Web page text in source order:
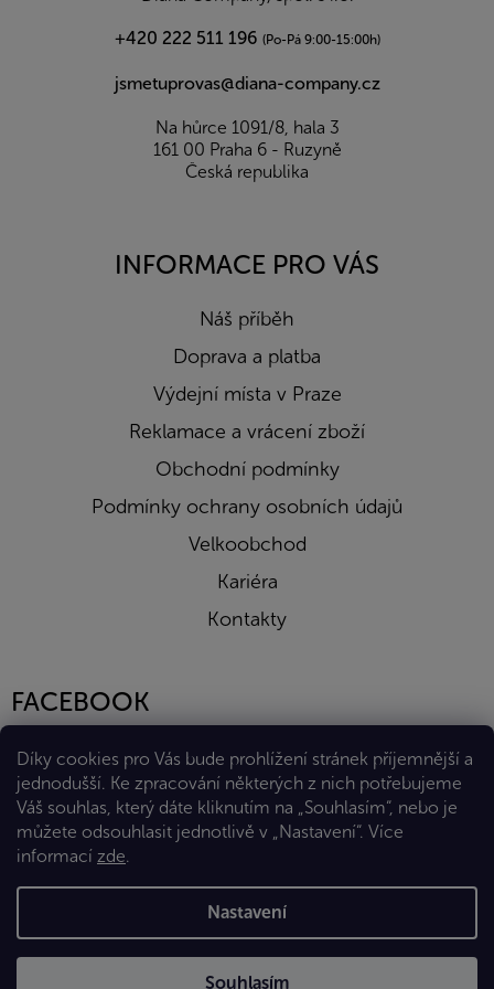
Díky cookies pro Vás bude prohlížení stránek příjemnější a
jednodušší. Ke zpracování některých z nich potřebujeme
Váš souhlas, který dáte kliknutím na „Souhlasím“, nebo je
můžete odsouhlasit jednotlivě v „Nastavení“. Více
informací zde.
Nastavení
Souhlasím
+420 222 511 196 (Po-Pá 9:00-15:00h)
jsmetuprovas@diana-company.cz
Na hůrce 1091/8, hala 3
161 00 Praha 6 - Ruzyně
Česká republika
INFORMACE PRO VÁS
Náš příběh
Doprava a platba
Výdejní místa v Praze
Reklamace a vrácení zboží
Obchodní podmínky
Podmínky ochrany osobních údajů
Velkoobchod
Kariéra
Kontakty
FACEBOOK
Vytvořil Shoptet Premium
Copyright 2026Eshop Diana Company, spol. s r.o.. Všechna
práva vyhrazena.